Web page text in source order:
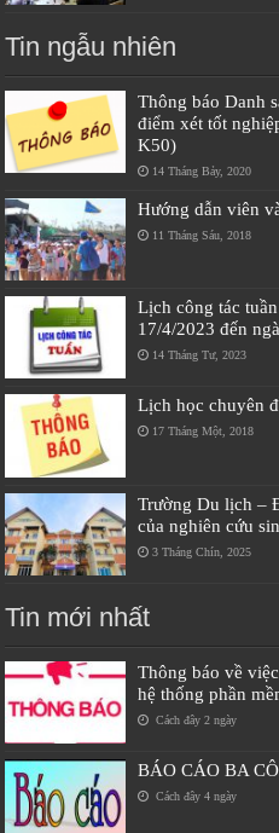
Tin ngẫu nhiên
Thông báo Danh
điểm xét tốt
K50)
14 Tháng Bảy, 2020
Hướng dẫn viên
11 Tháng Sáu, 2018
Lịch công tác
17/4/2023 đến
14 Tháng Tư, 2023
Lịch học chuyên
17 Tháng Một, 2018
Trường Du lịch –
của nghiên cứu
3 Tháng Chín, 2025
Tin mới nhất
Thông báo về
hệ thống phần
Cách đây 2 ngày
BÁO CÁO BA
Cách đây 4 ngày